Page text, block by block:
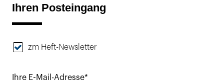
Ihren Posteingang
zm Heft-Newsletter
Ihre E-Mail-Adresse*